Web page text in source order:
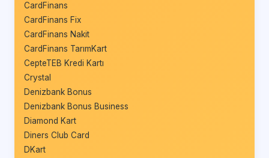
CardFinans
CardFinans Fix
CardFinans Nakit
CardFinans TarımKart
CepteTEB Kredi Kartı
Crystal
Denizbank Bonus
Denizbank Bonus Business
Diamond Kart
Diners Club Card
DKart